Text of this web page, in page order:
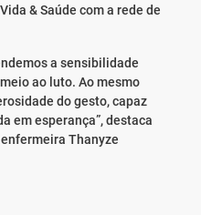
& Saúde com a rede de
a sensibilidade
ao luto. Ao mesmo
do gesto, capaz
em esperança”, destaca
enfermeira Thanyze